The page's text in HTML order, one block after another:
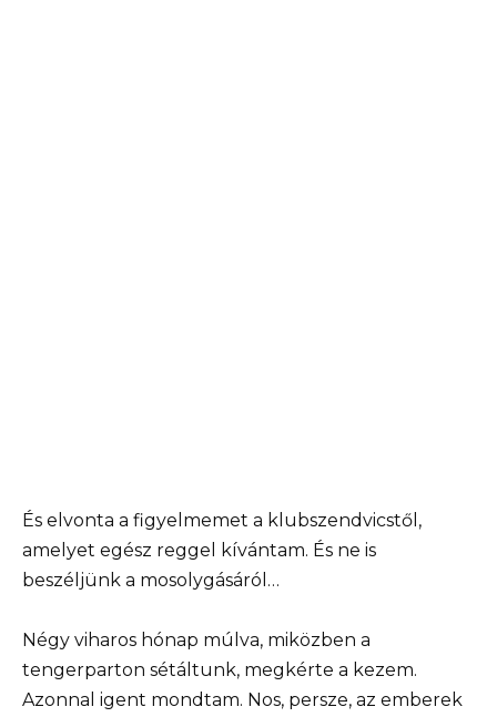
És elvonta a figyelmemet a klubszendvicstől,
amelyet egész reggel kívántam. És ne is
beszéljünk a mosolygásáról…
Négy viharos hónap múlva, miközben a
tengerparton sétáltunk, megkérte a kezem.
Azonnal igent mondtam. Nos, persze, az emberek